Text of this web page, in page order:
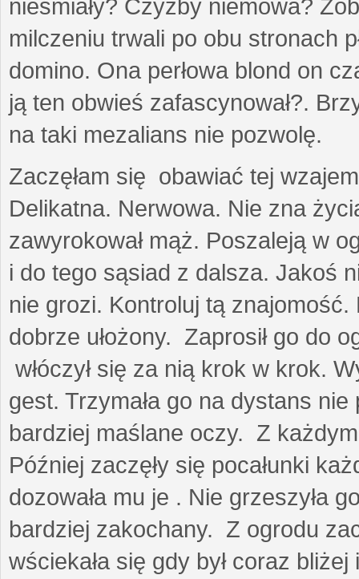
nieśmiały? Czyżby niemowa?
milczeniu trwali po obu stronach
domino. Ona perłowa blond on
ją ten obwieś zafascynował?.
na taki mezalians nie pozwolę.
Zaczęłam się obawiać tej
Delikatna. Nerwowa. Nie zna
zawyrokował mąż. Poszaleją w
i do tego sąsiad z dalsza. Jakoś
nie grozi. Kontroluj tą
dobrze ułożony. Zaprosił go do
włóczył się za nią krok w krok.
gest. Trzymała go na dystans
bardziej maślane oczy. Z
Później zaczęły się pocałunki
dozowała mu je . Nie grzeszyła
bardziej zakochany. Z ogrodu
wściekała się gdy był coraz